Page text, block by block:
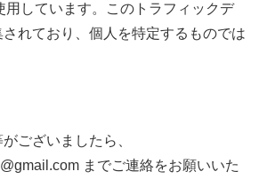
用しています。このトラフィックデ
れており、個人を特定するものでは
ございましたら、
までご連絡をお願いいた